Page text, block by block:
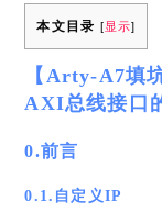
本文目录 [显示]
【Arty-A7填
AXI总线接口
0.前言
0.1.自定义IP